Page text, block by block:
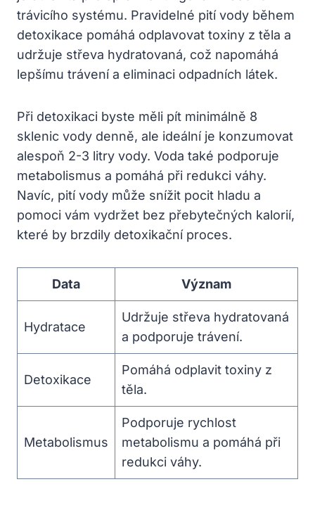
trávicího systému. Pravidelné pití vody během
detoxikace pomáhá odplavovat toxiny z těla a
udržuje střeva hydratovaná, což napomáhá
lepšímu trávení a eliminaci odpadních látek.
Při detoxikaci byste měli pít minimálně 8
sklenic vody denně, ale ideální je konzumovat
alespoň 2-3 litry vody. Voda také podporuje
metabolismus a pomáhá při redukci váhy.
Navíc, pití vody může snížit pocit hladu a
pomoci vám vydržet bez přebytečných kalorií,
které by brzdily detoxikační proces.
Data Význam
Hydratace
Udržuje střeva hydratovaná
a podporuje trávení.
Detoxikace
Pomáhá odplavit toxiny z
těla.
Metabolismus
Podporuje rychlost
metabolismu a pomáhá při
redukci váhy.